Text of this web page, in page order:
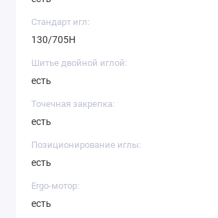
Стандарт игл:
130/705H
Шитье двойной иглой:
есть
Точечная закрепка:
есть
Позиционирование иглы:
есть
Ergo-мотор:
есть